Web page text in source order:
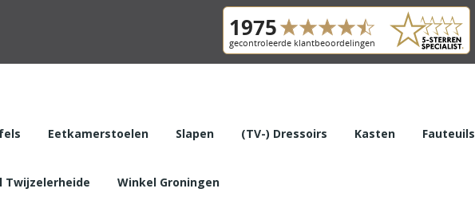
Eetkamerstoelen Slapen (TV-) Dressoirs Kasten Fauteuils
Twijzelerheide Winkel Groningen